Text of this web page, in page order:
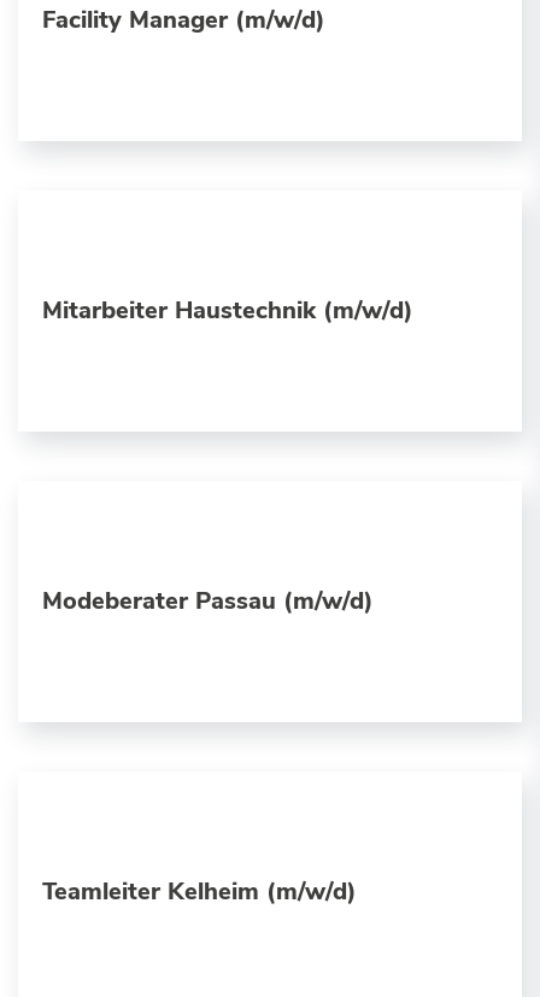
Facility Manager (m/w/d)
Mitarbeiter Haustechnik (m/w/d)
Modeberater Passau (m/w/d)
Teamleiter Kelheim (m/w/d)